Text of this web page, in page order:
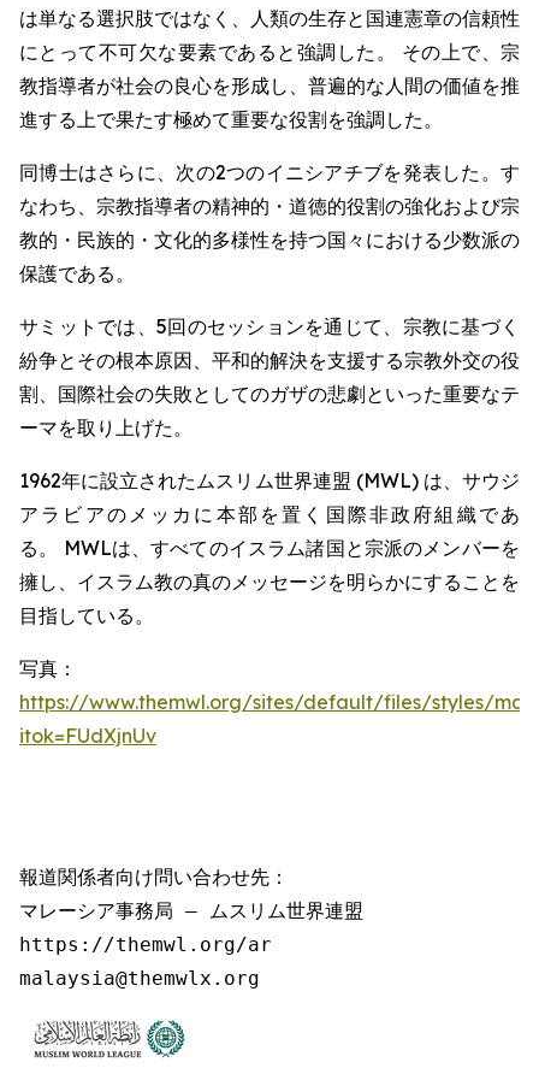
は単なる選択肢ではなく、人類の生存と国連憲章の信頼性
にとって不可欠な要素であると強調した。 その上で、宗
教指導者が社会の良心を形成し、普遍的な人間の価値を推
進する上で果たす極めて重要な役割を強調した。
同博士はさらに、次の2つのイニシアチブを発表した。す
なわち、宗教指導者の精神的・道徳的役割の強化および宗
教的・民族的・文化的多様性を持つ国々における少数派の
保護である。
サミットでは、5回のセッションを通じて、宗教に基づく
紛争とその根本原因、平和的解決を支援する宗教外交の役
割、国際社会の失敗としてのガザの悲劇といった重要なテ
ーマを取り上げた。
1962年に設立されたムスリム世界連盟 (MWL) は、サウジ
アラビアのメッカに本部を置く国際非政府組織であ
る。 MWLは、すべてのイスラム諸国と宗派のメンバーを
擁し、イスラム教の真のメッセージを明らかにすることを
目指している。
写真：
https://www.themwl.org/sites/default/files/styles/
itok=FUdXjnUv
報道関係者向け問い合わせ先：
マレーシア事務局 – ムスリム世界連盟
https://themwl.org/ar
malaysia@themwlx.org